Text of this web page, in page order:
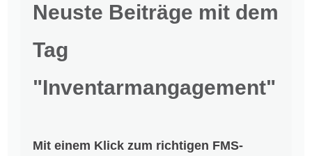
Neuste Beiträge mit dem
Tag
"Inventarmangagement"
Mit einem Klick zum richtigen FMS-